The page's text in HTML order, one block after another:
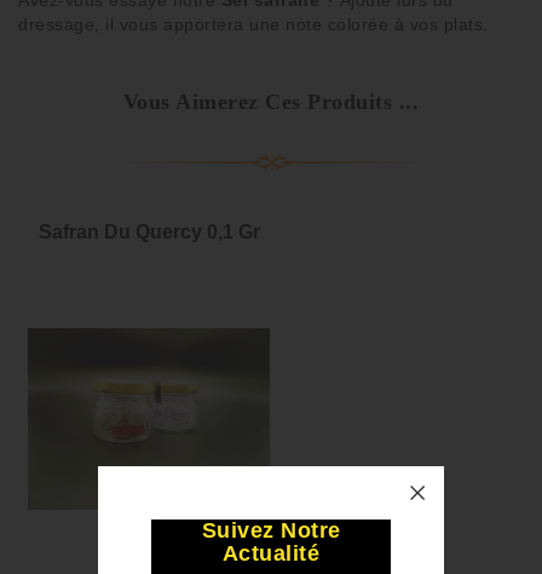
dressage, il vous apportera une note colorée à vos plats.
Vous Aimerez Ces Produits ...
Safran Du Quercy 0,1 Gr
Suivez Notre
Actualité